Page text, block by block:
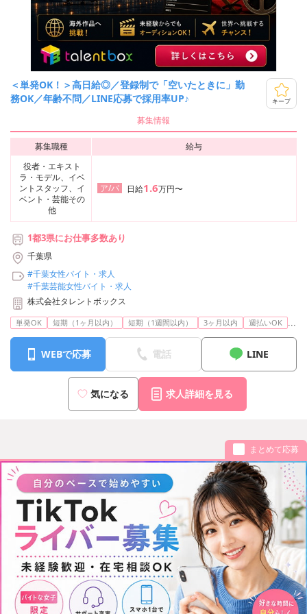
＜単発OK！＞高日給◎／登録制で「空いたときに」勤
務OK／年齢不問／LINE応募で採用率UP♪
キープ
募集情報
募集職種
給与
役者・エキスト
ラ・モデル、イベ
ントスタッフ、イ
ベント・芸能その
他
ア/パ 日給1.6万円〜
1都3県にお仕事多数あり
千葉県
#千葉女性バイト・求人
#千葉芸能女性バイト・求人
株式会社タレントボックス
単発OK 短期（1ヶ月以内） 短期（1週間以内） 3ヶ月以内 週払いOK ...
WEBで応募 電話 LINE
気になる 求人詳細を見る
まとめて応募